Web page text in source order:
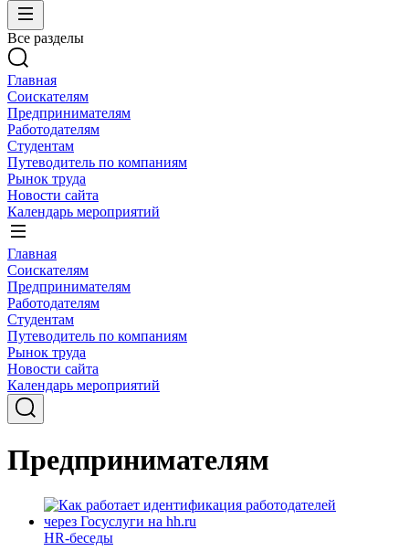
Все разделы
Главная
Соискателям
Предпринимателям
Работодателям
Студентам
Путеводитель по компаниям
Рынок труда
Новости сайта
Календарь мероприятий
Главная
Соискателям
Предпринимателям
Работодателям
Студентам
Путеводитель по компаниям
Рынок труда
Новости сайта
Календарь мероприятий
Предпринимателям
HR-беседы